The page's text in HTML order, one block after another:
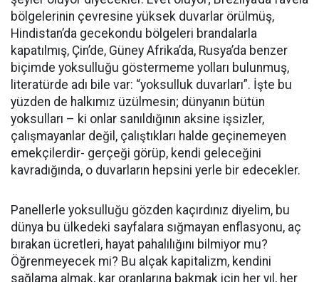
bölgelerinin çevresine yüksek duvarlar örülmüş,
Hindistan’da gecekondu bölgeleri brandalarla
kapatılmış, Çin’de, Güney Afrika’da, Rusya’da benzer
biçimde yoksulluğu göstermeme yolları bulunmuş,
literatürde adı bile var: “yoksulluk duvarları”. İşte bu
yüzden de halkımız üzülmesin; dünyanın bütün
yoksulları – ki onlar sanıldığının aksine işsizler,
çalışmayanlar değil, çalıştıkları halde geçinemeyen
emekçilerdir- gerçeği görüp, kendi geleceğini
kavradığında, o duvarların hepsini yerle bir edecekler.
Panellerle yoksulluğu gözden kaçırdınız diyelim, bu
dünya bu ülkedeki sayfalara sığmayan enflasyonu, aç
bırakan ücretleri, hayat pahalılığını bilmiyor mu?
Öğrenmeyecek mi? Bu alçak kapitalizm, kendini
sağlama almak, kar oranlarına bakmak için her yıl, her